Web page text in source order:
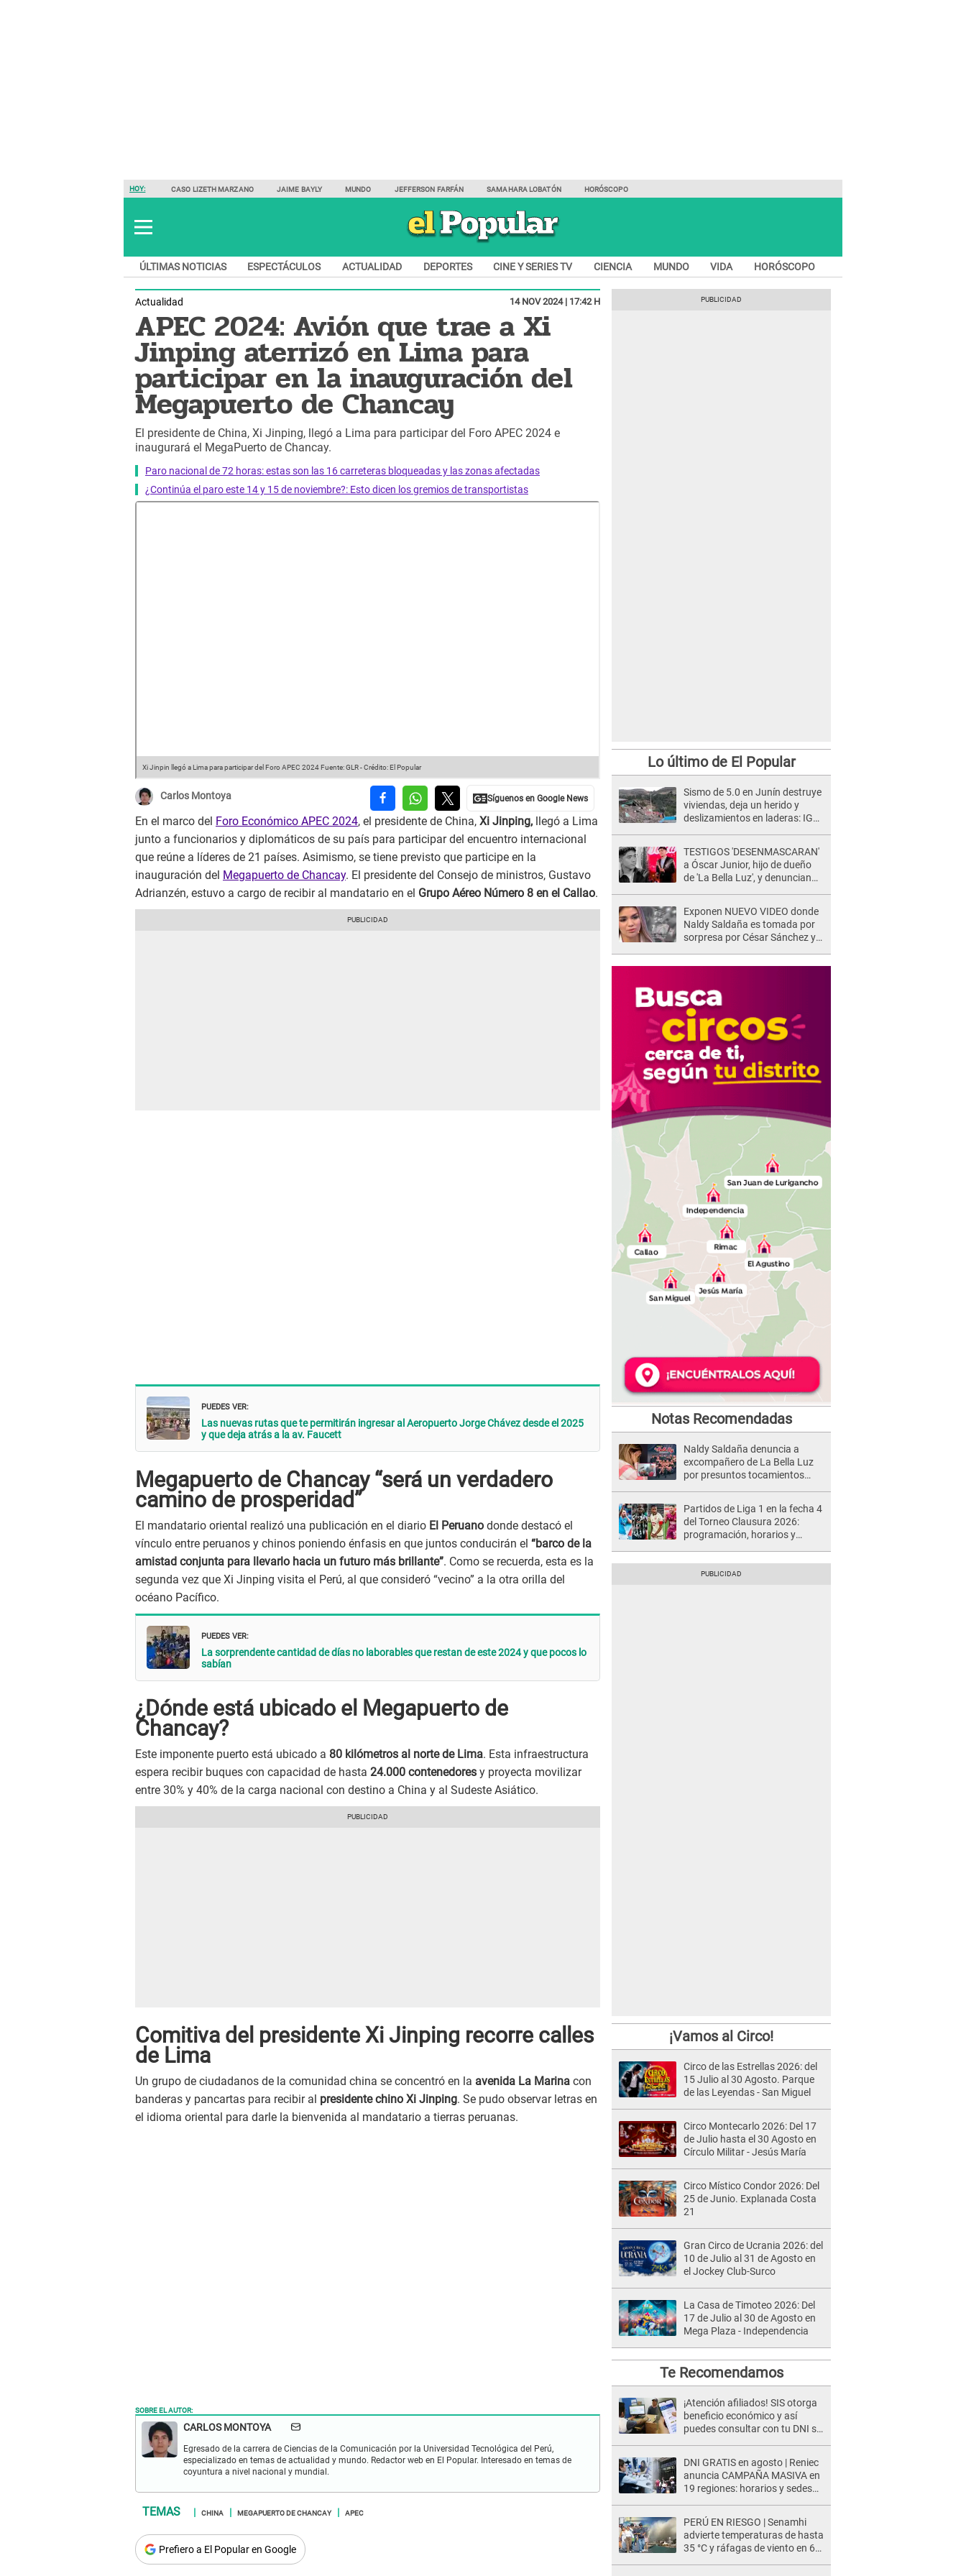
HOY: CASO LIZETH MARZANO JAIME BAYLY MUNDO JEFFERSON FARFÁN SAMAHARA LOBATÓN HORÓSCOPO
ÚLTIMAS NOTICIAS ESPECTÁCULOS ACTUALIDAD DEPORTES CINE Y SERIES TV CIENCIA MUNDO VIDA HORÓSCOPO
Actualidad 14 NOV 2024 | 17:42 H
APEC 2024: Avión que trae a Xi
Jinping aterrizó en Lima para
participar en la inauguración del
Megapuerto de Chancay
El presidente de China, Xi Jinping, llegó a Lima para participar del Foro APEC 2024 e
inaugurará el MegaPuerto de Chancay.
Paro nacional de 72 horas: estas son las 16 carreteras bloqueadas y las zonas afectadas
¿Continúa el paro este 14 y 15 de noviembre?: Esto dicen los gremios de transportistas
Xi Jinpin llegó a Lima para participar del Foro APEC 2024 Fuente: GLR-Crédito: El Popular
Carlos Montoya
En el marco del Foro Económico APEC 2024, el presidente de China, Xi Jinping, llegó a Lima
junto a funcionarios y diplomáticos de su país para participar del encuentro internacional
que reúne a líderes de 21 países. Asimismo, se tiene previsto que participe en la
inauguración del Megapuerto de Chancay. El presidente del Consejo de ministros, Gustavo
Adrianzén, estuvo a cargo de recibir al mandatario en el Grupo Aéreo Número 8 en el Callao.
PUEDES VER:
Las nuevas rutas que te permitirán ingresar al Aeropuerto Jorge Chávez desde el 2025
y que deja atrás a la av. Faucett
Megapuerto de Chancay “será un verdadero
camino de prosperidad”
El mandatario oriental realizó una publicación en el diario El Peruano donde destacó el
vínculo entre peruanos y chinos poniendo énfasis en que juntos conducirán el “barco de la
amistad conjunta para llevarlo hacia un futuro más brillante”. Como se recuerda, esta es la
segunda vez que Xi Jinping visita el Perú, al que consideró “vecino” a la otra orilla del
océano Pacífico.
PUEDES VER:
La sorprendente cantidad de días no laborables que restan de este 2024 y que pocos lo
sabían
¿Dónde está ubicado el Megapuerto de
Chancay?
Este imponente puerto está ubicado a 80 kilómetros al norte de Lima. Esta infraestructura
espera recibir buques con capacidad de hasta 24.000 contenedores y proyecta movilizar
entre 30% y 40% de la carga nacional con destino a China y al Sudeste Asiático.
Comitiva del presidente Xi Jinping recorre calles
de Lima
Un grupo de ciudadanos de la comunidad china se concentró en la avenida La Marina con
banderas y pancartas para recibir al presidente chino Xi Jinping. Se pudo observar letras en
el idioma oriental para darle la bienvenida al mandatario a tierras peruanas.
SOBRE EL AUTOR:
CARLOS MONTOYA
Egresado de la carrera de Ciencias de la Comunicación por la Universidad Tecnológica del Perú,
especializado en temas de actualidad y mundo. Redactor web en El Popular. Interesado en temas de
coyuntura a nivel nacional y mundial.
CHINA MEGAPUERTO DE CHANCAY APEC
Prefiero a El Popular en Google
Lo último de El Popular
Sismo de 5.0 en Junín destruye
viviendas, deja un herido y
deslizamientos en laderas: IGP
TESTIGOS 'DESENMASCARAN'
a Óscar Junior, hijo de dueño
de 'La Bella Luz', y denuncian
Exponen NUEVO VIDEO donde
Naldy Saldaña es tomada por
sorpresa por César Sánchez y
Notas Recomendadas
Naldy Saldaña denuncia a
excompañero de La Bella Luz
por presuntos tocamientos
Partidos de Liga 1 en la fecha 4
del Torneo Clausura 2026:
programación, horarios y
¡Vamos al Circo!
Circo de las Estrellas 2026: del
15 Julio al 30 Agosto. Parque
de las Leyendas - San Miguel
Circo Montecarlo 2026: Del 17
de Julio hasta el 30 Agosto en
Círculo Militar - Jesús María
Circo Místico Condor 2026: Del
25 de Junio. Explanada Costa
21
Gran Circo de Ucrania 2026: del
10 de Julio al 31 de Agosto en
el Jockey Club-Surco
La Casa de Timoteo 2026: Del
17 de Julio al 30 de Agosto en
Mega Plaza - Independencia
Te Recomendamos
¡Atención afiliados! SIS otorga
beneficio económico y así
puedes consultar con tu DNI si
DNI GRATIS en agosto | Reniec
anuncia CAMPAÑA MASIVA en
19 regiones: horarios y sedes
PERÚ EN RIESGO | Senamhi
advierte temperaturas de hasta
35 °C y ráfagas de viento en 6